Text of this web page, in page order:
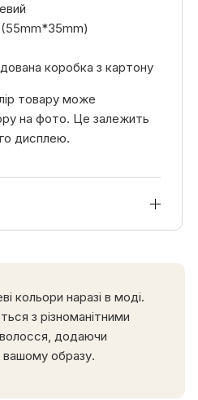
коробка з картону
товару може
на фото. Це залежить
дисплею.
кольори наразі в моді.
з різноманітними
додаючи
вашому образу.